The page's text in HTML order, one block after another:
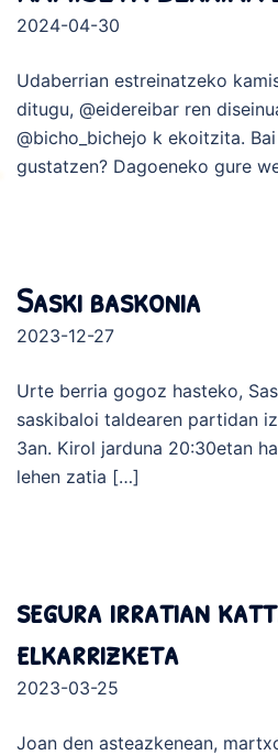
2024-04-30
Udaberrian estreinatzeko
ditugu, @eidereibar ren
@bicho_bichejo k ekoitzita.
gustatzen? Dagoeneko gure
Saski baskonia
2023-12-27
Urte berria gogoz hasteko,
saskibaloi taldearen partidan
3an. Kirol jarduna 20:30etan
lehen zatia […]
segura irratian
elkarrizketa
2023-03-25
Joan den asteazkenean,